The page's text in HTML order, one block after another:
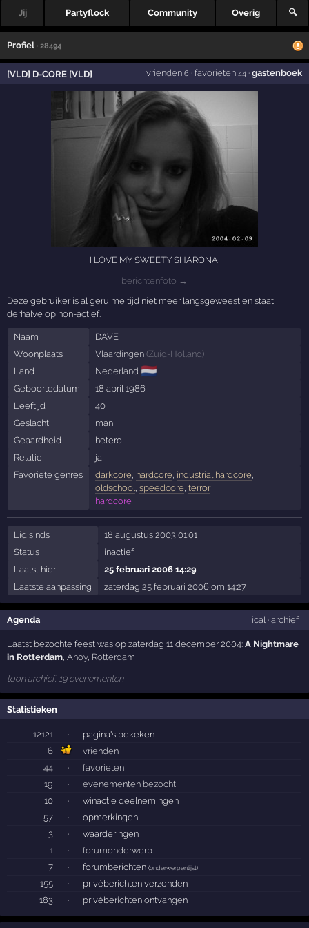
Jij Partyflock Community Overig 🔍
Profiel · 28494
[VLD] D-CORE [VLD] vrienden,6 · favorieten,44· gastenboek
I LOVE MY SWEETY SHARONA!
berichtenfoto →
Deze gebruiker is al geruime tijd niet meer langsgeweest en staat
derhalve op non-actief.
Naam
DAVE
Woonplaats
Vlaardingen (Zuid-Holland)
Land
Nederland 🇳🇱
Geboortedatum
18 april 1986
Leeftijd
40
Geslacht
man
Geaardheid
hetero
Relatie
ja
Favoriete genres
darkcore, hardcore, industrial hardcore,
oldschool, speedcore, terror
hardcore
Lid sinds
18 augustus 2003 01:01
Status
inactief
Laatst hier
25 februari 2006 14:29
Laatste aanpassing
zaterdag 25 februari 2006 om 14:27
Agenda ical· archief
Laatst bezochte feest was op zaterdag 11 december 2004:A Nightmare
in Rotterdam ,Ahoy, Rotterdam
toon archief, 19 evenementen
Statistieken
12121 ·
pagina's bekeken
6
vrienden
44
·
favorieten
19
·
evenementen bezocht
10
·
winactie deelnemingen
57
·
opmerkingen
3
·
waarderingen
1
·
forumonderwerp
7
· forumberichten(onderwerpenlijst)
155 ·
privéberichten verzonden
183
· privéberichten ontvangen